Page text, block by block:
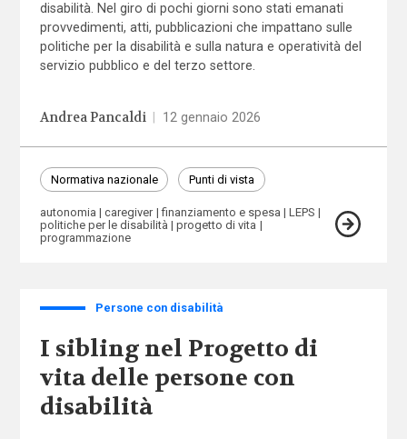
disabilità. Nel giro di pochi giorni sono stati emanati
provvedimenti, atti, pubblicazioni che impattano sulle
politiche per la disabilità e sulla natura e operatività del
servizio pubblico e del terzo settore.
Andrea Pancaldi 12 gennaio 2026
Normativa nazionale Punti di vista
autonomia caregiver finanziamento e spesa
LEPS
politiche per le disabilità
progetto di vita
programmazione
Persone con disabilità
I sibling nel Progetto di
vita delle persone con
disabilità